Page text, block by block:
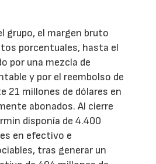
grupo, el margen bruto
porcentuales, hasta el
por una mezcla de
y por el reembolso de
21 millones de dólares en
abonados. Al cierre
disponía de 4.400
en efectivo e
tras generar un